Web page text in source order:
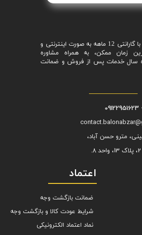
بالن ابزار، خرید ابزار با گارانتی 12 ماهه به صورت اینترنتی و
زمان ممکن، به همراه مشاوره
سال خدمات پس از فروش و ضمانت
مترو حسن آباد،
اعتماد
ضمانت بازگشت وجه
شرایط عودت کالا و بازگشت وجه
نماد اعتماد الکترونیکی